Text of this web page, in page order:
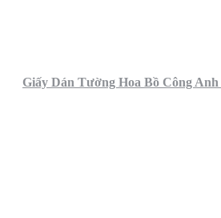
Giấy Dán Tường Hoa Bồ Công